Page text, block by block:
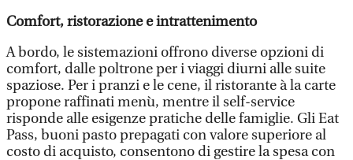
Comfort, ristorazione e intrattenimento
A bordo, le sistemazioni offrono diverse opzioni di
comfort, dalle poltrone per i viaggi diurni alle suite
spaziose. Per i pranzi e le cene, il ristorante à la carte
propone raffinati menù, mentre il self-service
risponde alle esigenze pratiche delle famiglie. Gli Eat
Pass, buoni pasto prepagati con valore superiore al
costo di acquisto, consentono di gestire la spesa con